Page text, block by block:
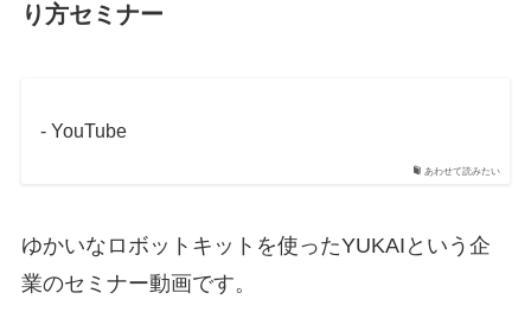
り方セミナー
あわせて読みたい
- YouTube
ゆかいなロボットキットを使ったYUKAIという企
業のセミナー動画です。